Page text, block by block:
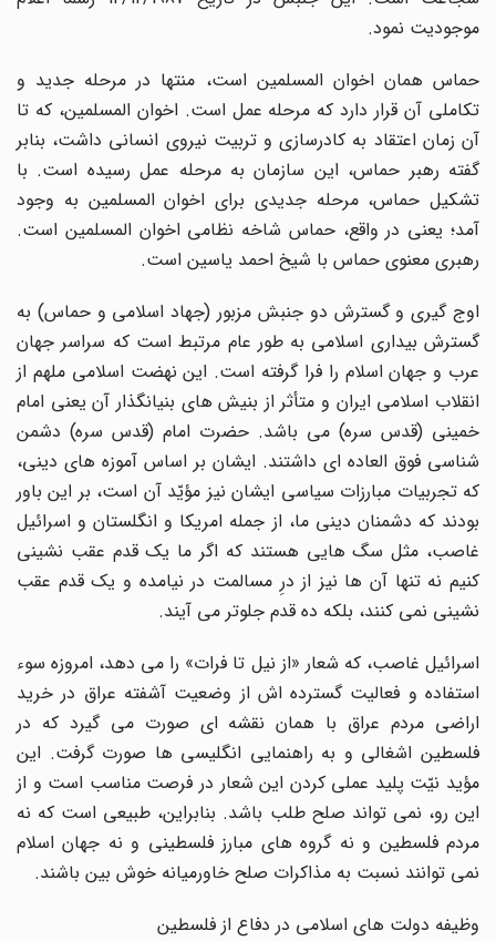
موجودیت نمود.
حماس همان اخوان المسلمین است، منتها در مرحله جدید و
تکاملى آن قرار دارد که مرحله عمل است. اخوان المسلمین، که تا
آن زمان اعتقاد به کادرسازى و تربیت نیروى انسانى داشت، بنابر
گفته رهبر حماس، این سازمان به مرحله عمل رسیده است. با
تشکیل حماس، مرحله جدیدى براى اخوان المسلمین به وجود
آمد؛ یعنى در واقع، حماس شاخه نظامى اخوان المسلمین است.
رهبرى معنوى حماس با شیخ احمد یاسین است.
اوج گیرى و گسترش دو جنبش مزبور (جهاد اسلامى و حماس) به
گسترش بیدارى اسلامى به طور عام مرتبط است که سراسر جهان
عرب و جهان اسلام را فرا گرفته است. این نهضت اسلامى ملهم از
انقلاب اسلامى ایران و متأثر از بنیش هاى بنیانگذار آن یعنى امام
خمینى (قدس سره) مى باشد. حضرت امام (قدس سره) دشمن
شناسى فوق العاده اى داشتند. ایشان بر اساس آموزه هاى دینى،
که تجربیات مبارزات سیاسى ایشان نیز مؤیّد آن است، بر این باور
بودند که دشمنان دینى ما، از جمله امریکا و انگلستان و اسرائیل
غاصب، مثل سگ هایى هستند که اگر ما یک قدم عقب نشینى
کنیم نه تنها آن ها نیز از درِ مسالمت در نیامده و یک قدم عقب
نشینى نمى کنند، بلکه ده قدم جلوتر مى آیند.
اسرائیل غاصب، که شعار «از نیل تا فرات» را مى دهد، امروزه سوء
استفاده و فعالیت گسترده اش از وضعیت آشفته عراق در خرید
اراضى مردم عراق با همان نقشه اى صورت مى گیرد که در
فلسطین اشغالى و به راهنمایى انگلیسى ها صورت گرفت. این
مؤید نیّت پلید عملى کردن این شعار در فرصت مناسب است و از
این رو، نمى تواند صلح طلب باشد. بنابراین، طبیعى است که نه
مردم فلسطین و نه گروه هاى مبارز فلسطینى و نه جهان اسلام
نمى توانند نسبت به مذاکرات صلح خاورمیانه خوش بین باشند.
وظیفه دولت هاى اسلامى در دفاع از فلسطین